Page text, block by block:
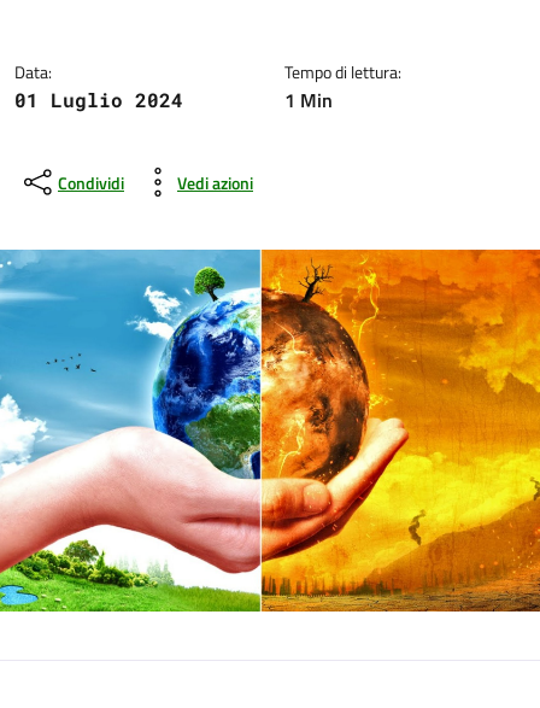
Data:
01 Luglio 2024
Tempo di lettura:
1 Min
Condividi Vedi azioni